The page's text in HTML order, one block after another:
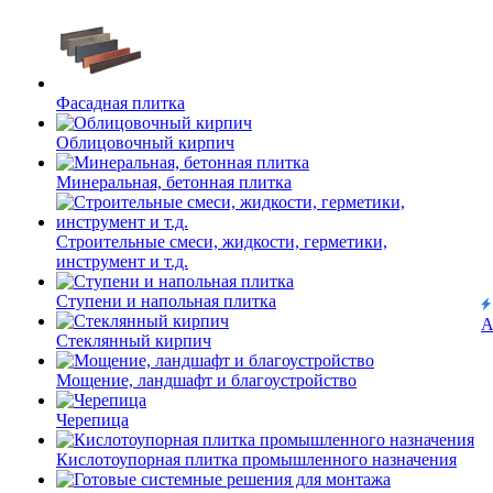
Фасадная плитка
Облицовочный кирпич
Минеральная, бетонная плитка
Строительные смеси, жидкости, герметики,
инструмент и т.д.
Ступени и напольная плитка
Cтеклянный кирпич
Мощение, ландшафт и благоустройство
Черепица
Кислотоупорная плитка промышленного назначения